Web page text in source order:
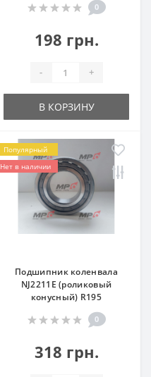
0
198 грн.
- +
В КОРЗИНУ
Популярный
Нет в наличии
Подшипник коленвала
NJ2211E (роликовый
конусный) R195
0
318 грн.